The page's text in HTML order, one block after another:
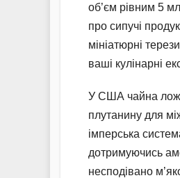
об’єм рівним 5
про сипучі
мініатюрні
ваші кулінарні
У США чайна
плутанину для
імперська
дотримуючись
несподівано